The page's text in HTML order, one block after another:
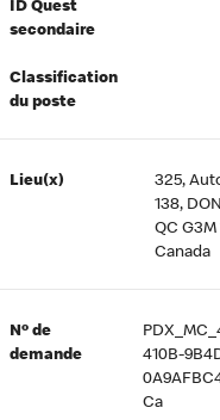
ID Quest
secondaire
Classification
du poste
Lieu(x)
325,
138,
QC G3M
Canada
Nº de
demande
410B-
Ca